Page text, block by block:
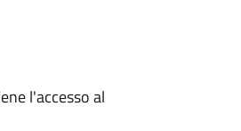
l'accesso al